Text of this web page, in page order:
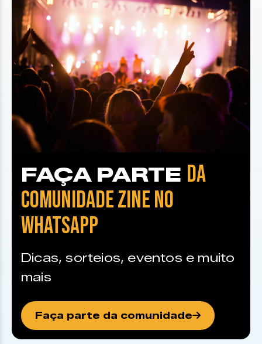
FAÇA PARTE DA
COMUNIDADE ZINE NO
WHATSAPP
Dicas, sorteios, eventos e muito
mais
Faça parte da comunidade